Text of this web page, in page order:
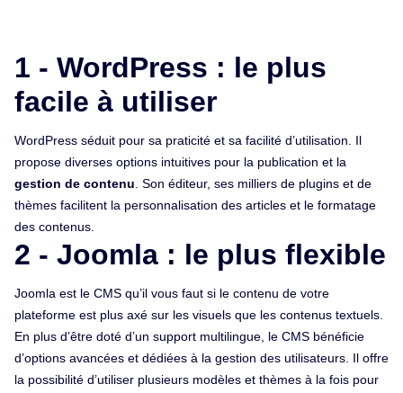
1 - WordPress : le plus
facile à utiliser
WordPress séduit pour sa praticité et sa facilité d’utilisation. Il
propose diverses options intuitives pour la publication et la
gestion de contenu . Son éditeur, ses milliers de plugins et de
thèmes facilitent la personnalisation des articles et le formatage
des contenus.
2 - Joomla : le plus flexible
Joomla est le CMS qu’il vous faut si le contenu de votre
plateforme est plus axé sur les visuels que les contenus textuels.
En plus d’être doté d’un support multilingue, le CMS bénéficie
d’options avancées et dédiées à la gestion des utilisateurs. Il offre
la possibilité d’utiliser plusieurs modèles et thèmes à la fois pour